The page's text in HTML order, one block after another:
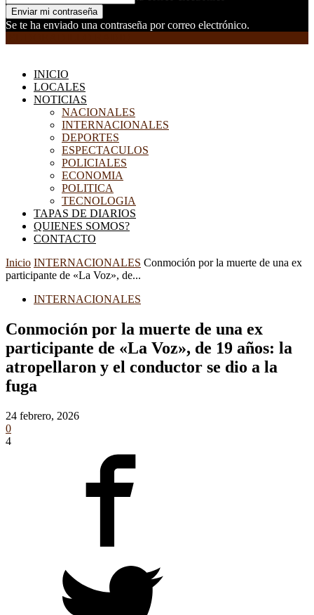
Se te ha enviado una contraseña por correo electrónico.
INICIO
LOCALES
NOTICIAS
NACIONALES
INTERNACIONALES
DEPORTES
ESPECTACULOS
POLICIALES
ECONOMIA
POLITICA
TECNOLOGIA
TAPAS DE DIARIOS
QUIENES SOMOS?
CONTACTO
Inicio INTERNACIONALES Conmoción por la muerte de una ex
participante de «La Voz», de...
INTERNACIONALES
Conmoción por la muerte de una ex
participante de «La Voz», de 19 años: la
atropellaron y el conductor se dio a la
fuga
24 febrero, 2026
0
4